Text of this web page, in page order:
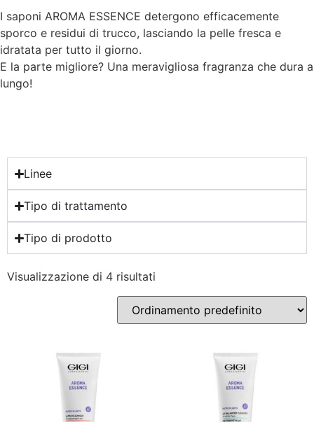
I saponi AROMA ESSENCE detergono efficacemente
sporco e residui di trucco, lasciando la pelle fresca e
idratata per tutto il giorno.
E la parte migliore? Una meravigliosa fragranza che dura a
lungo!
Linee
Tipo di trattamento
Tipo di prodotto
Visualizzazione di 4 risultati